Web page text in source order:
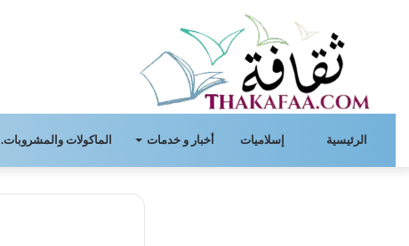
الرئيسية إسلاميات أخبار و خدمات الماكولات والمشروبات.